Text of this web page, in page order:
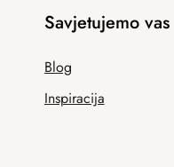
Savjetujemo vas
Blog
Inspiracija